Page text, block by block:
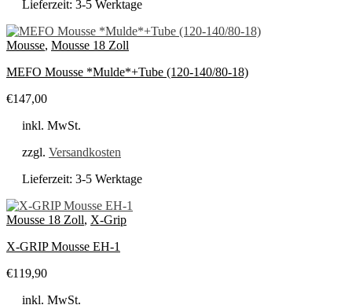
Lieferzeit: 3-5 Werktage
Mousse, Mousse 18 Zoll
MEFO Mousse *Mulde*+Tube (120-140/80-18)
€147,00
inkl. MwSt.
zzgl. Versandkosten
Lieferzeit: 3-5 Werktage
Mousse 18 Zoll, X-Grip
X-GRIP Mousse EH-1
€119,90
inkl. MwSt.